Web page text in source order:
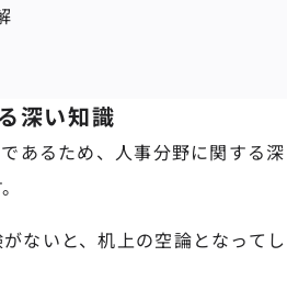
深い知識
あるため、人事分野に関する深
ないと、机上の空論となってし